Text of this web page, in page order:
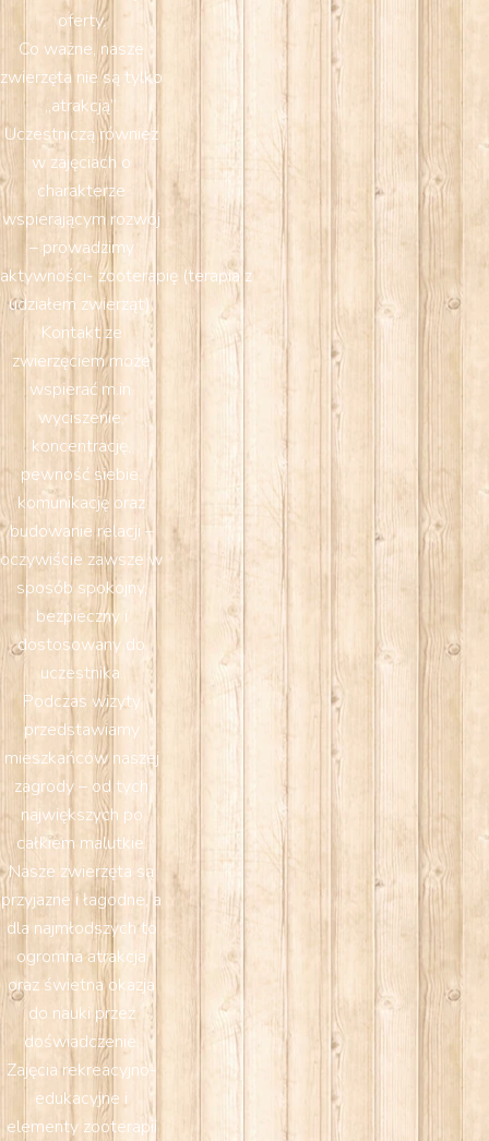
oferty.
Co ważne, nasze
zwierzęta nie są tylko
„atrakcją”.
Uczestniczą również
w zajęciach o
charakterze
wspierającym rozwój
– prowadzimy
aktywności- zooterapię (terapia z
udziałem zwierząt).
Kontakt ze
zwierzęciem może
wspierać m.in.
wyciszenie,
koncentrację,
pewność siebie,
komunikację oraz
budowanie relacji –
oczywiście zawsze w
sposób spokojny,
bezpieczny i
dostosowany do
uczestnika.
Podczas wizyty
przedstawiamy
mieszkańców naszej
zagrody – od tych
największych po
całkiem malutkie.
Nasze zwierzęta są
przyjazne i łagodne, a
dla najmłodszych to
ogromna atrakcja
oraz świetna okazja
do nauki przez
doświadczenie.
Zajęcia rekreacyjno-
edukacyjne i
elementy zooterapii